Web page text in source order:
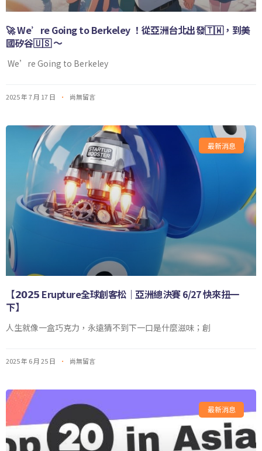
🚀 We’re Going to Berkeley ！從亞洲台北出發🇹🇼，到美
國矽谷🇺🇸 ～
We’re Going to Berkeley
2025 年 7 月 17 日 尚無留言
最新消息
【𝟮𝟬𝟮𝟱 Erupture全球創客松｜亞洲總決賽 6/27 快來扭一
下】
人生就像一盒巧克力，永遠猜不到下一口是什麼滋味；創
2025 年 6 月 25 日 尚無留言
最新消息